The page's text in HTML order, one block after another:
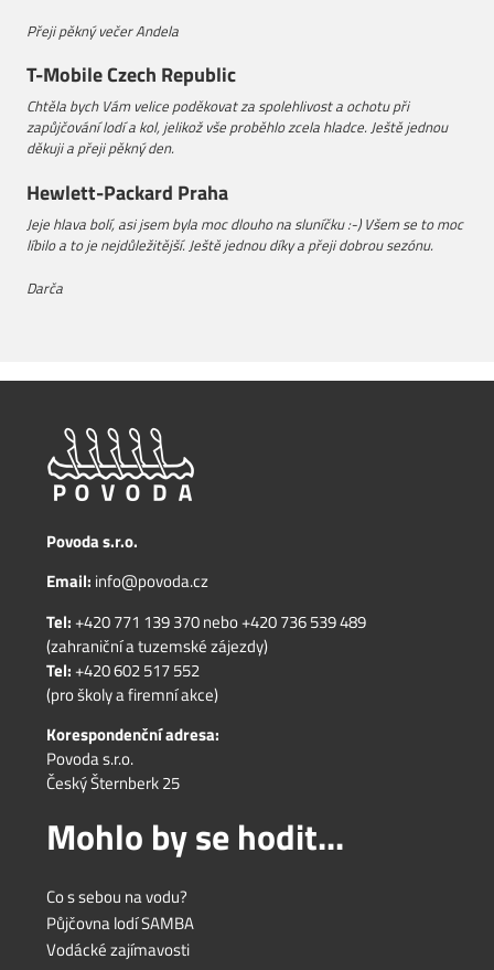
Přeji pěkný večerAndela
T-Mobile Czech Republic
Chtěla bych Vám velice poděkovat za spolehlivost a ochotu při
zapůjčování lodí a kol, jelikož vše proběhlo zcela hladce.Ještě jednou
děkuji a přeji pěkný den.
Hewlett-Packard Praha
Jeje hlava bolí, asi jsem byla moc dlouho na sluníčku :-) Všem se to moc
líbilo a to je nejdůležitější. Ještě jednou díky a přeji dobrou sezónu.
Darča
Povoda s.r.o.
Email: info@povoda.cz
Tel:+420 771 139 370nebo+420 736 539 489
(zahraniční a tuzemské zájezdy)
Tel:+420 602 517 552
(pro školy a firemní akce)
Korespondenční adresa:
Povoda s.r.o.
Český Šternberk 25
Mohlo by se hodit...
Co s sebou na vodu?
Půjčovna lodí SAMBA
Vodácké zajímavosti